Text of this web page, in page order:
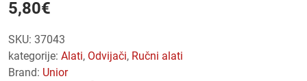
5,80€
SKU: 37043
kategorije:
alati, odvijači,
ručni alati
Brand: Unior